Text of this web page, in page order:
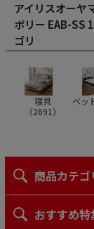
アイリスオー
ボリー EAB-SS
ゴリ
寝具
（2691 ）
ベッ
商品カテ
おすすめ